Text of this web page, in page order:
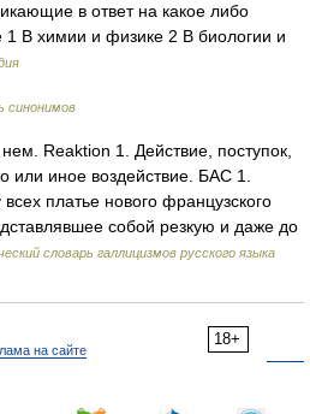
в ответ на какое либо
1 В химии и физике 2 В биологии и
синонимов
Reaktion 1. Действие, поступок,
или иное воздействие. БАС 1.
платье нового французского
собой резкую и даже до
словарь галлицизмов русского языка
18+
на сайте